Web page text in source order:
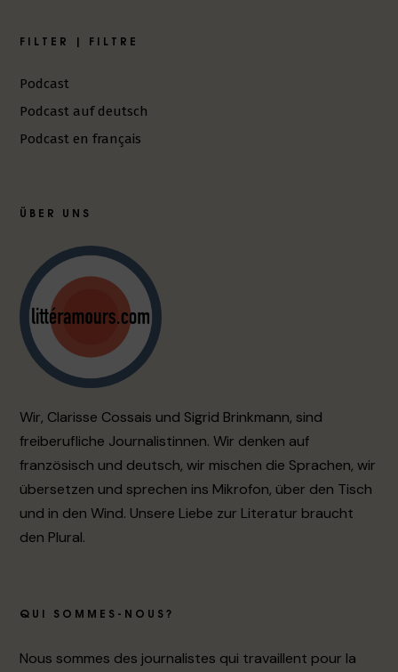
FILTER | FILTRE
Podcast
Podcast auf deutsch
Podcast en français
ÜBER UNS
Wir, Clarisse Cossais und Sigrid Brinkmann, sind
freiberufliche Journalistinnen. Wir denken auf
französisch und deutsch, wir mischen die Sprachen, wir
übersetzen und sprechen ins Mikrofon, über den Tisch
und in den Wind. Unsere Liebe zur Literatur braucht
den Plural.
QUI SOMMES-NOUS?
Nous sommes des journalistes qui travaillent pour la